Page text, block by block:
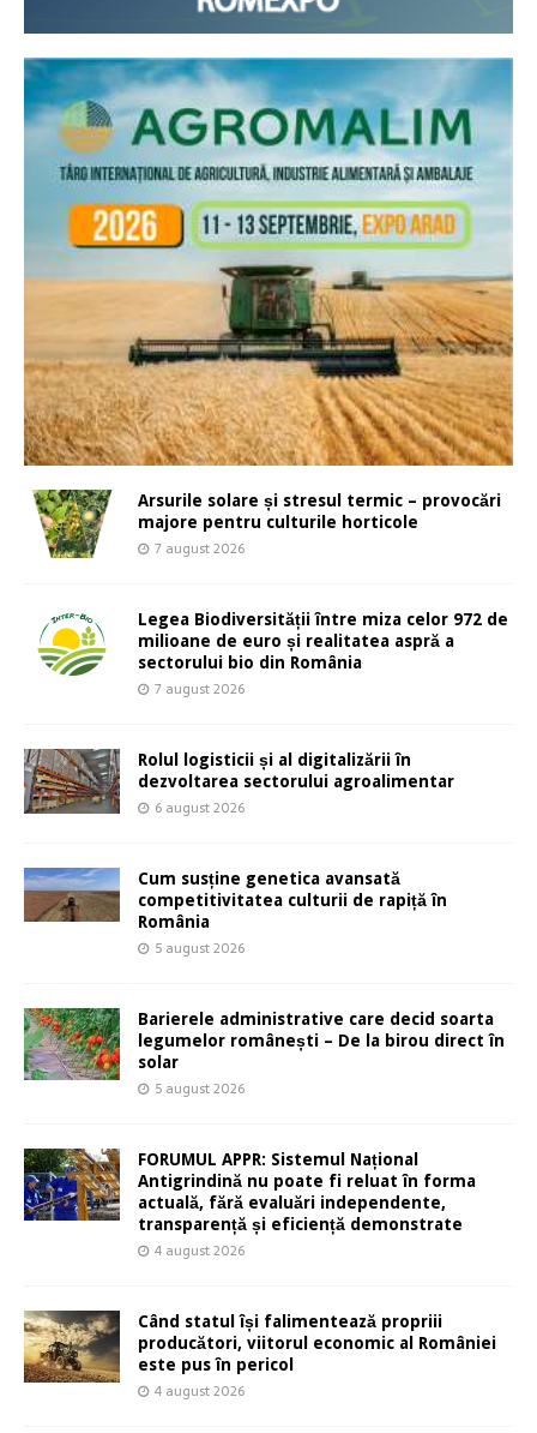
Arsurile solare și stresul termic – provocări
majore pentru culturile horticole
7 august 2026
Legea Biodiversității între miza celor 972 de
milioane de euro și realitatea aspră a
sectorului bio din România
7 august 2026
Rolul logisticii și al digitalizării în
dezvoltarea sectorului agroalimentar
6 august 2026
Cum susține genetica avansată
competitivitatea culturii de rapiță în
România
5 august 2026
Barierele administrative care decid soarta
legumelor românești – De la birou direct în
solar
5 august 2026
FORUMUL APPR: Sistemul Național
Antigrindină nu poate fi reluat în forma
actuală, fără evaluări independente,
transparență și eficiență demonstrate
4 august 2026
Când statul își falimentează propriii
producători, viitorul economic al României
este pus în pericol
4 august 2026